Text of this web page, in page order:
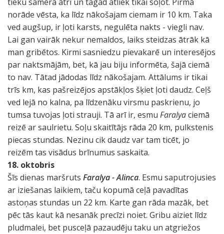
norāde vēsta, ka līdz nākošajam ciemam ir 10 km. Taka
ved augšup, ir ļoti karsts, negulēta nakts - viegli nav.
Lai gan vairāk nekur nemaldos, laiks steidzas ātrāk kā
man gribētos. Kirmi sasniedzu pievakarē un interesējos
par naktsmājām, bet, kā jau biju informēta, šajā ciemā
to nav. Tātad jādodas līdz nākošajam. Attālums ir tikai
trīs km, kas pašreizējos apstākļos šķiet ļoti daudz. Ceļš
ved lejā no kalna, pa līdzenāku virsmu paskrienu, jo
tumsa tuvojas ļoti strauji. Tā arī ir, esmu Faralyaciemā
reizē ar saulrietu. Soļu skaitītājs rāda 20 km, pulkstenis
piecas stundas. Nezinu cik daudz var tam ticēt, jo
reizēm tas visādus brīnumus saskaita.
18. oktobris
Šīs dienas maršruts Faralya - Alinca. Esmu saputrojusies
ar iziešanas laikiem, taču kopumā ceļā pavadītas
astoņas stundas un 22 km. Karte gan rāda mazāk, bet
pēc tās kaut kā nesanāk precīzi noiet. Gribu aiziet līdz
pludmalei, bet pusceļā pazaudēju taku un atgriežos